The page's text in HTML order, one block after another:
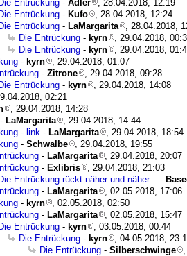
Die Entrückung - Adler
, 28.04.2018, 12:19
Die Entrückung - Kufo
, 28.04.2018, 12:24
Die Entrückung - LaMargarita
, 28.04.2018,
Die Entrückung - kyrn
, 29.04.2018,
Die Entrückung - kyrn
, 29.04.2018,
- kyrn
, 29.04.2018, 01:07
- Zitrone
, 29.04.2018, 09:28
Die Entrückung - kyrn
, 29.04.2018, 14:08
02:21
, 29.04.2018, 14:28
- LaMargarita
, 29.04.2018, 14:44
- link - LaMargarita
, 29.04.2018, 18:54
- Schwalbe
, 29.04.2018, 19:55
- LaMargarita
, 29.04.2018, 20:07
- Exlibris
, 29.04.2018, 21:03
Die Entrückung rückt näher und näher... -
- LaMargarita
, 02.05.2018, 17:06
- kyrn
, 02.05.2018, 02:50
- LaMargarita
, 02.05.2018, 15:47
Die Entrückung - kyrn
, 03.05.2018, 00:44
Die Entrückung - kyrn
, 04.05.2018,
Die Entrückung - Silberschwinge